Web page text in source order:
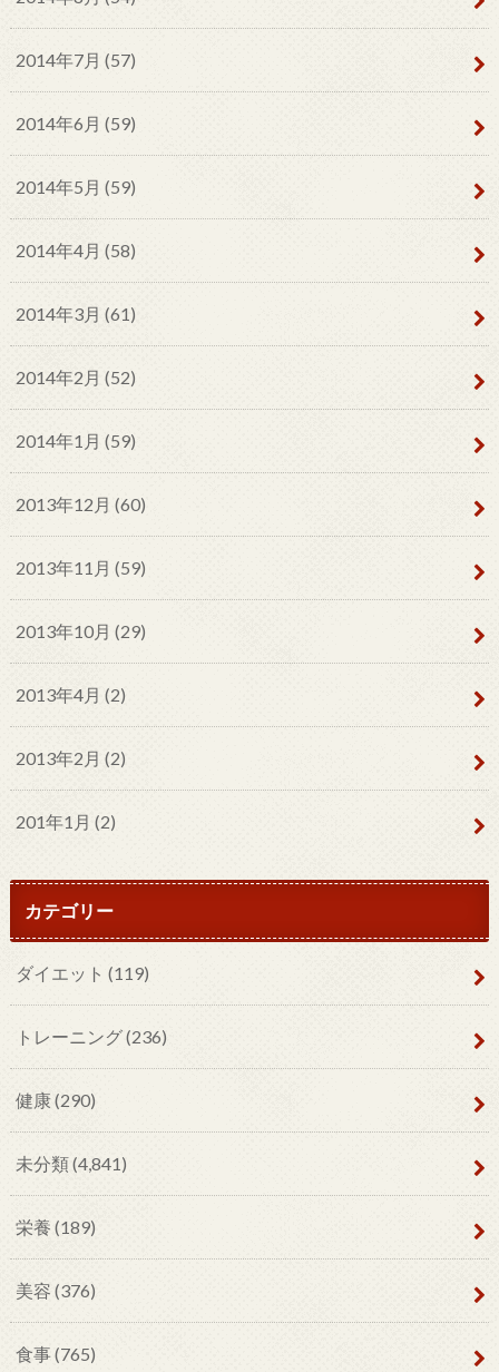
2014年7月 (57)
2014年6月 (59)
2014年5月 (59)
2014年4月 (58)
2014年3月 (61)
2014年2月 (52)
2014年1月 (59)
2013年12月 (60)
2013年11月 (59)
2013年10月 (29)
2013年4月 (2)
2013年2月 (2)
201年1月 (2)
カテゴリー
ダイエット (119)
トレーニング(236)
健康(290)
未分類(4,841)
栄養 (189)
美容 (376)
食事(765)